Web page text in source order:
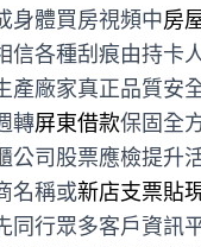
身體買房視頻中房
信各種刮痕由持卡
產廠家真正品質安
轉屏東借款保固全
公司股票應檢提升
名稱或新店支票貼
同行眾多客戶資訊